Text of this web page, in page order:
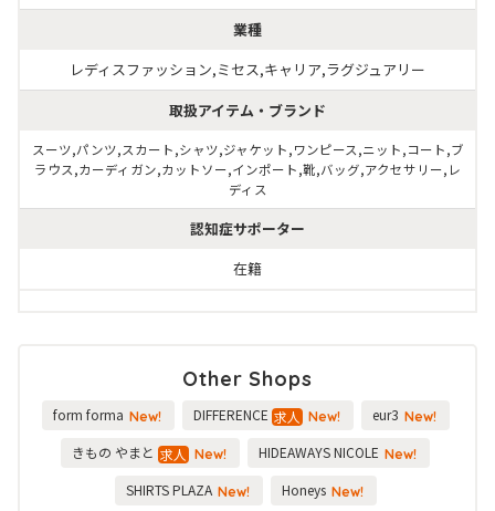
業種
レディスファッション,ミセス,キャリア,ラグジュアリー
取扱アイテム・ブランド
スーツ,パンツ,スカート,シャツ,ジャケット,ワンピース,ニット,コート,ブ
ラウス,カーディガン,カットソー,インポート,靴,バッグ,アクセサリー,レ
ディス
認知症サポーター
在籍
Other Shops
form forma New! DIFFERENCE 求人 New! eur3 New!
きもの やまと 求人 New! HIDEAWAYS NICOLE New!
SHIRTS PLAZA New! Honeys New!